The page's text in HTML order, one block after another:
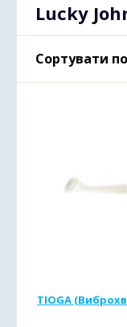
Lucky
Сортувати
TIOGA